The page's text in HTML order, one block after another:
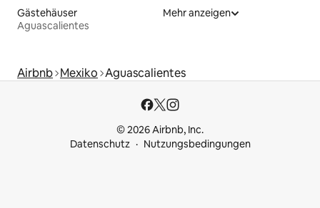
Gästehäuser
Aguascalientes
Mehr anzeigen
Airbnb Mexiko Aguascalientes
© 2026 Airbnb, Inc.
Datenschutz
Nutzungsbedingungen